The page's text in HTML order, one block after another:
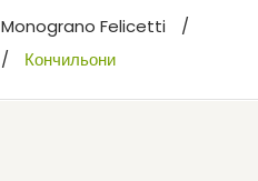
Monograno Felicetti
/
/ Кончильони